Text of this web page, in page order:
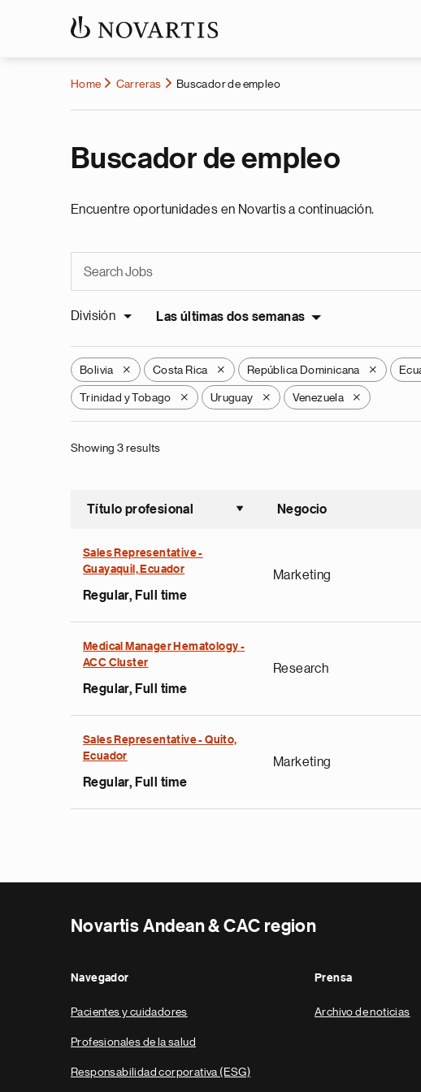
Home Carreras Buscador de empleo
Buscador de empleo
Encuentre oportunidades en Novartis a continuación.
División Las últimas dos semanas
Bolivia X Costa Rica X República Dominicana X
Trinidad y Tobago X Uruguay X Venezuela X
Showing 3 results
Título profesional
Ordenar
Negocio
Sales Representative -
Guayaquil, Ecuador
Regular, Full time
Marketing
Medical Manager Hematology -
ACC Cluster
Regular, Full time
Research
Sales Representative - Quito,
Ecuador
Regular, Full time
Marketing
Novartis Andean & CAC region
Navegador
Pacientes y cuidadores
Profesionales de la salud
Responsabilidad corporativa (ESG)
Prensa
Archivo de noticias